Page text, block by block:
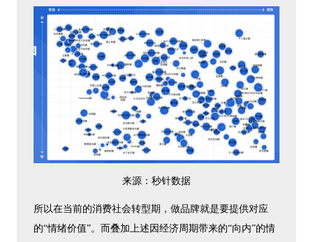
来源：秒针数据
所以在当前的消费社会转型期，做品牌就是要提供对应
的“情绪价值”。而叠加上述因经济周期带来的“向内”的情